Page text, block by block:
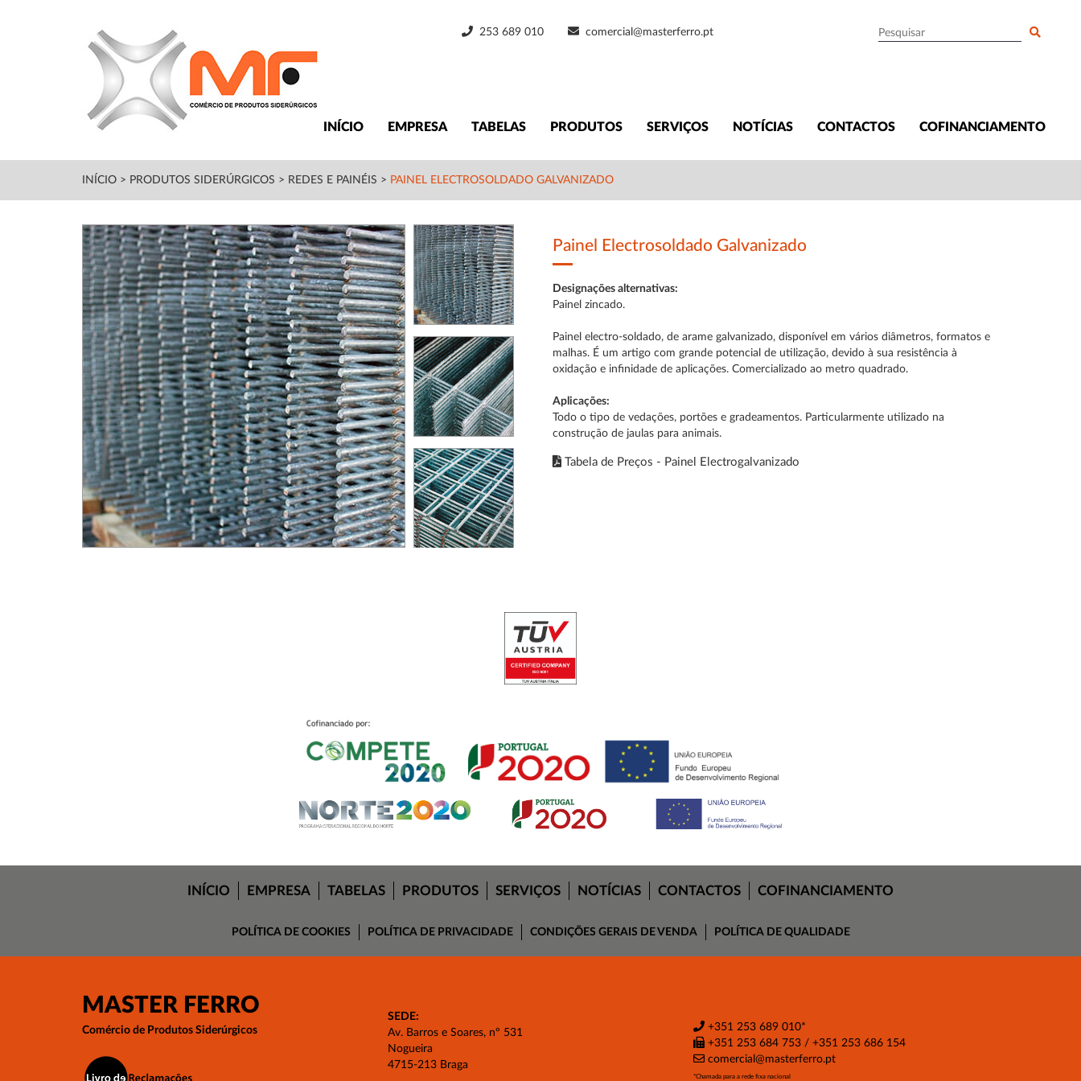
253 689 010 comercial@masterferro.pt
INÍCIO EMPRESA TABELAS PRODUTOS SERVIÇOS NOTÍCIAS CONTACTOS COFINANCIAMENTO
INÍCIO > PRODUTOS SIDERÚRGICOS > REDES E PAINÉIS > PAINEL ELECTROSOLDADO GALVANIZADO
Painel Electrosoldado Galvanizado
Designações alternativas:
Painel zincado.
Painel electro-soldado, de arame galvanizado, disponível em vários diâmetros, formatos e
malhas. É um artigo com grande potencial de utilização, devido à sua resistência à
oxidação e infinidade de aplicações. Comercializado ao metro quadrado.
Aplicações:
Todo o tipo de vedações, portões e gradeamentos. Particularmente utilizado na
construção de jaulas para animais.
Tabela de Preços - Painel Electrogalvanizado
INÍCIO EMPRESA TABELAS PRODUTOS SERVIÇOS NOTÍCIAS CONTACTOS COFINANCIAMENTO
POLÍTICA DE COOKIES POLÍTICA DE PRIVACIDADE CONDIÇÕES GERAIS DE VENDA POLÍTICA DE QUALIDADE
MASTER FERRO
Comércio de Produtos Siderúrgicos
SEDE:
Av. Barros e Soares, nº 531
Nogueira
4715-213 Braga
+351 253 689 010*
+351 253 684 753 / +351 253 686 154
comercial@masterferro.pt
*Chamada para a rede fixa nacional